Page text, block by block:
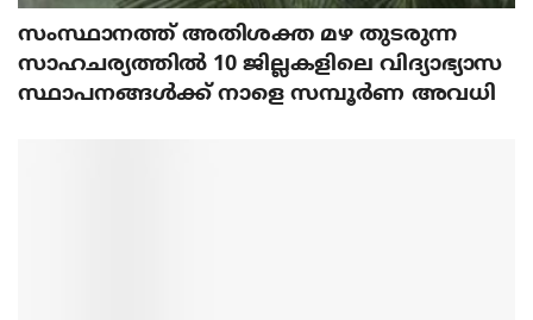
സംസ്ഥാനത്ത് അതിശക്ത മഴ തുടരുന്ന
സാഹചര്യത്തിൽ 10 ജില്ലകളിലെ വിദ്യാഭ്യാസ
സ്ഥാപനങ്ങൾക്ക് നാളെ സമ്പൂർണ അവധി